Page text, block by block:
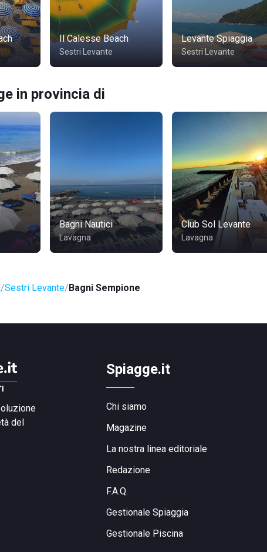
Il Calesse Beach
Sestri Levante
Levante Spiaggia
Sestri Levante
in provincia di
Bagni Nautici
Lavagna
Club Sol Levante
Lavagna
Sestri Levante Bagni Sempione
del
Spiagge.it
Chi siamo
Magazine
La nostra linea editoriale
Redazione
F.A.Q.
Gestionale Spiaggia
Gestionale Piscina